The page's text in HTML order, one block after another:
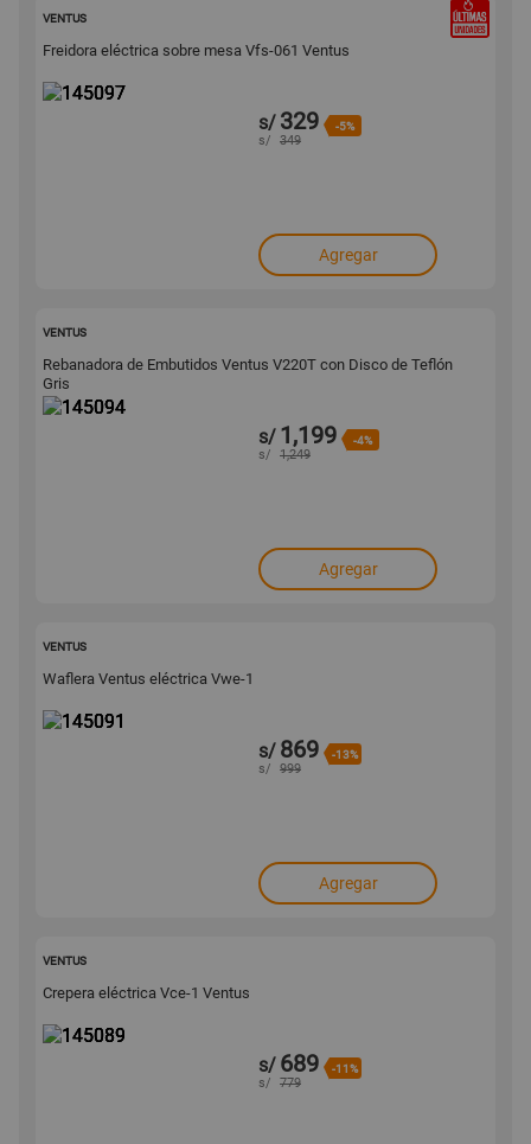
VENTUS
Freidora eléctrica sobre mesa Vfs-061 Ventus
s/ 329 -5%
s/ 349
Agregar
VENTUS
Rebanadora de Embutidos Ventus V220T con Disco de Teflón
Gris
s/ 1,199 -4%
s/ 1,249
Agregar
VENTUS
Waflera Ventus eléctrica Vwe-1
s/ 869 -13%
s/ 999
Agregar
VENTUS
Crepera eléctrica Vce-1 Ventus
s/ 689 -11%
s/ 779